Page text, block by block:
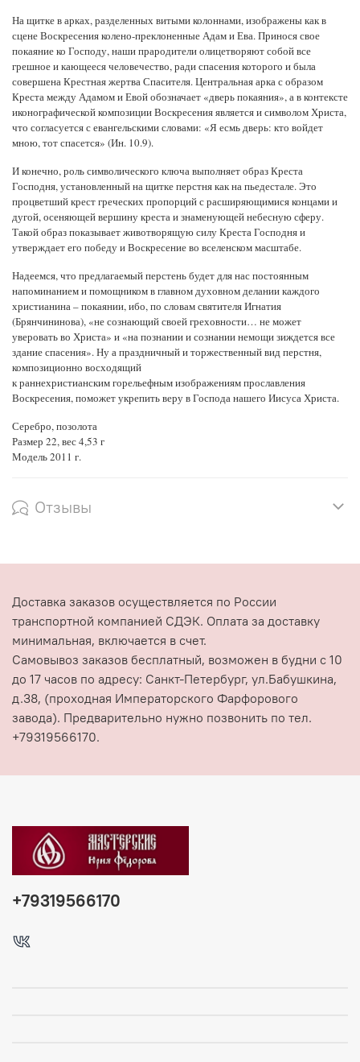
На щитке в арках, разделенных витыми колоннами, изображены как в
сцене Воскресения колено-преклоненные Адам и Ева. Принося свое
покаяние ко Господу, наши прародители олицетворяют собой все
грешное и кающееся человечество, ради спасения которого и была
совершена Крестная жертва Спасителя. Центральная арка с образом
Креста между Адамом и Евой обозначает «дверь покаяния», а в контексте
иконографической композиции Воскресения является и символом Христа,
что согласуется с евангельскими словами: «Я есмь дверь: кто войдет
мною, тот спасется» (Ин. 10.9).
И конечно, роль символического ключа выполняет образ Креста
Господня, установленный на щитке перстня как на пьедестале. Это
процветший крест греческих пропорций с расширяющимися концами и
дугой, осеняющей вершину креста и знаменующей небесную сферу.
Такой образ показывает животворящую силу Креста Господня и
утверждает его победу и Воскресение во вселенском масштабе.
Надеемся, что предлагаемый перстень будет для нас постоянным
напоминанием и помощником в главном духовном делании каждого
христианина – покаянии, ибо, по словам святителя Игнатия
(Брянчининова), «не сознающий своей греховности… не может
уверовать во Христа» и «на познании и сознании немощи зиждется все
здание спасения». Ну а праздничный и торжественный вид перстня,
композиционно восходящий
к раннехристианским горельефным изображениям прославления
Воскресения, поможет укрепить веру в Господа нашего Иисуса Христа.
Серебро, позолота
Размер 22, вес 4,53 г
Модель 2011 г.
Отзывы
Доставка заказов осуществляется по России
транспортной компанией СДЭК. Оплата за доставку
минимальная, включается в счет.
Самовывоз заказов бесплатный, возможен в будни с 10
до 17 часов по адресу: Санкт-Петербург, ул.Бабушкина,
д.38, (проходная Императорского Фарфорового
завода). Предварительно нужно позвонить по тел.
+79319566170.
+79319566170